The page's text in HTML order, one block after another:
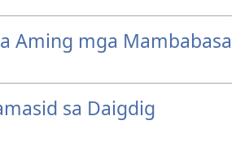
Aming mga Mambabasa
sa Daigdig